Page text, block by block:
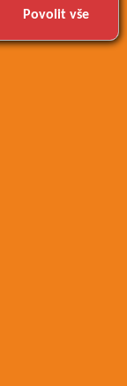
Povolit vše